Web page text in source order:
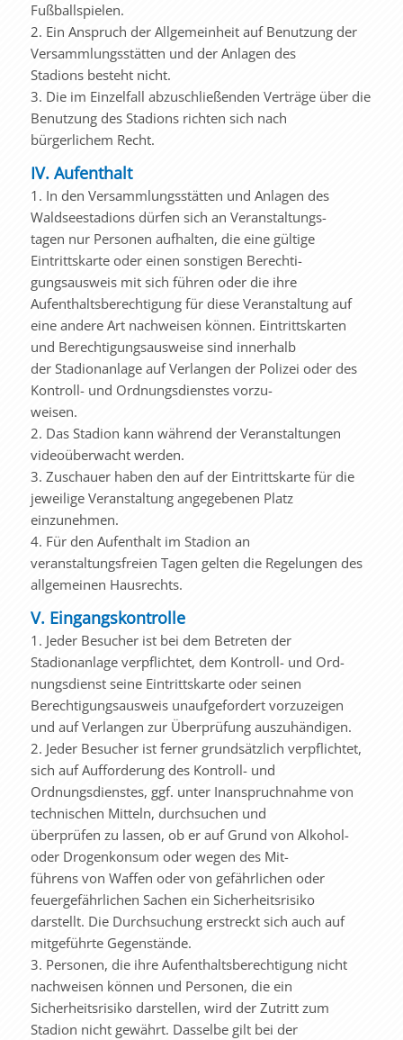
Fußballspielen.
2. Ein Anspruch der Allgemeinheit auf Benutzung der
Versammlungsstätten und der Anlagen des
Stadions besteht nicht.
3. Die im Einzelfall abzuschließenden Verträge über die
Benutzung des Stadions richten sich nach
bürgerlichem Recht.
IV. Aufenthalt
1. In den Versammlungsstätten und Anlagen des
Waldseestadions dürfen sich an Veranstaltungs-
tagen nur Personen aufhalten, die eine gültige
Eintrittskarte oder einen sonstigen Berechti-
gungsausweis mit sich führen oder die ihre
Aufenthaltsberechtigung für diese Veranstaltung auf
eine andere Art nachweisen können. Eintrittskarten
und Berechtigungsausweise sind innerhalb
der Stadionanlage auf Verlangen der Polizei oder des
Kontroll- und Ordnungsdienstes vorzu-
weisen.
2. Das Stadion kann während der Veranstaltungen
videoüberwacht werden.
3. Zuschauer haben den auf der Eintrittskarte für die
jeweilige Veranstaltung angegebenen Platz
einzunehmen.
4. Für den Aufenthalt im Stadion an
veranstaltungsfreien Tagen gelten die Regelungen des
allgemeinen Hausrechts.
V. Eingangskontrolle
1. Jeder Besucher ist bei dem Betreten der
Stadionanlage verpflichtet, dem Kontroll- und Ord-
nungsdienst seine Eintrittskarte oder seinen
Berechtigungsausweis unaufgefordert vorzuzeigen
und auf Verlangen zur Überprüfung auszuhändigen.
2. Jeder Besucher ist ferner grundsätzlich verpflichtet,
sich auf Aufforderung des Kontroll- und
Ordnungsdienstes, ggf. unter Inanspruchnahme von
technischen Mitteln, durchsuchen und
überprüfen zu lassen, ob er auf Grund von Alkohol-
oder Drogenkonsum oder wegen des Mit-
führens von Waffen oder von gefährlichen oder
feuergefährlichen Sachen ein Sicherheitsrisiko
darstellt. Die Durchsuchung erstreckt sich auch auf
mitgeführte Gegenstände.
3. Personen, die ihre Aufenthaltsberechtigung nicht
nachweisen können und Personen, die ein
Sicherheitsrisiko darstellen, wird der Zutritt zum
Stadion nicht gewährt. Dasselbe gilt bei der